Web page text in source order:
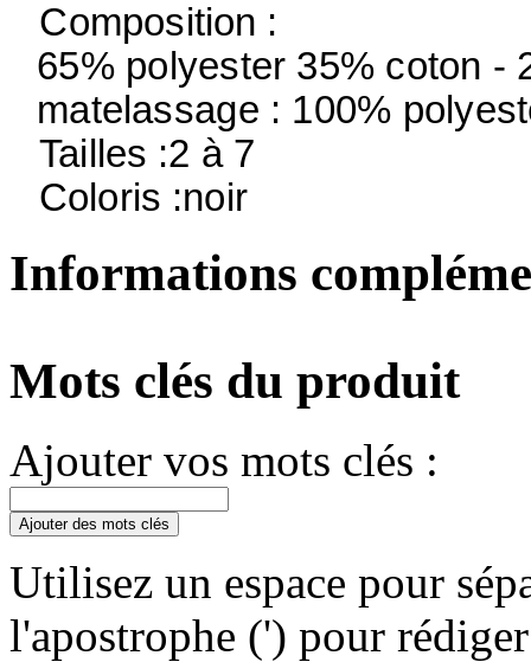
Composition :
65% polyester 35% coton -
matelassage : 100%
Tailles :2 à 7
Coloris :noir
Informations
Mots clés du produit
Ajouter vos mots clés :
Ajouter des mots clés
Utilisez un espace pour
l'apostrophe (') pour